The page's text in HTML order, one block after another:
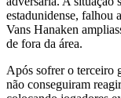
estadunidense, falhou
Vans Hanaken
de fora da área.
Após sofrer o terceiro
não conseguiram